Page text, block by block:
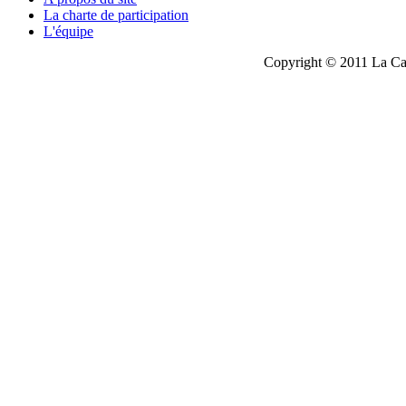
La charte de participation
L'équipe
Copyright © 2011 La